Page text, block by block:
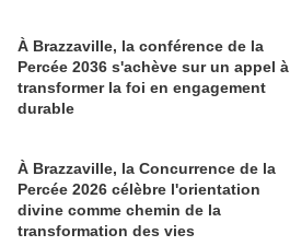
À Brazzaville, la conférence de la
Percée 2036 s'achève sur un appel à
transformer la foi en engagement
durable
À Brazzaville, la Concurrence de la
Percée 2026 célèbre l'orientation
divine comme chemin de la
transformation des vies